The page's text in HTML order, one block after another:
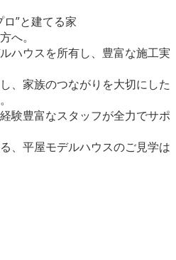
”と建てる家
へ。
ハウスを所有し、豊富な施工実
、家族のつながりを大切にした
験豊富なスタッフが全力でサポ
、平屋モデルハウスのご見学は